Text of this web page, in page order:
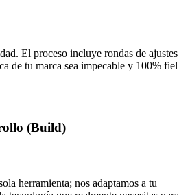
El proceso incluye rondas de ajustes
de tu marca sea impecable y 100% fiel
(Build)
herramienta; nos adaptamos a tu